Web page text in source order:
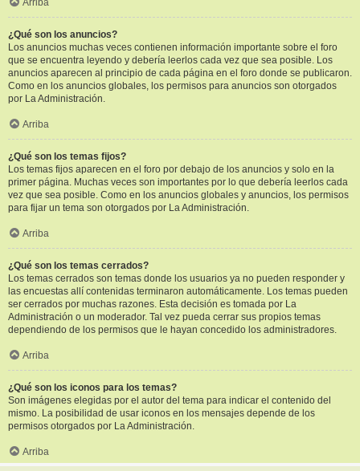
Arriba
¿Qué son los anuncios?
Los anuncios muchas veces contienen información importante sobre el foro
que se encuentra leyendo y debería leerlos cada vez que sea posible. Los
anuncios aparecen al principio de cada página en el foro donde se publicaron.
Como en los anuncios globales, los permisos para anuncios son otorgados
por La Administración.
Arriba
¿Qué son los temas fijos?
Los temas fijos aparecen en el foro por debajo de los anuncios y solo en la
primer página. Muchas veces son importantes por lo que debería leerlos cada
vez que sea posible. Como en los anuncios globales y anuncios, los permisos
para fijar un tema son otorgados por La Administración.
Arriba
¿Qué son los temas cerrados?
Los temas cerrados son temas donde los usuarios ya no pueden responder y
las encuestas allí contenidas terminaron automáticamente. Los temas pueden
ser cerrados por muchas razones. Esta decisión es tomada por La
Administración o un moderador. Tal vez pueda cerrar sus propios temas
dependiendo de los permisos que le hayan concedido los administradores.
Arriba
¿Qué son los iconos para los temas?
Son imágenes elegidas por el autor del tema para indicar el contenido del
mismo. La posibilidad de usar iconos en los mensajes depende de los
permisos otorgados por La Administración.
Arriba